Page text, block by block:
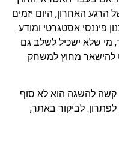
הרגע האחרון, היום יזמים
פיננסי אסטגרטי ומודע
שלא ישכיל לשלב גם
להישאר מחוץ למשחק
קשה להשגה הוא לא סוף
לביקור באתר,